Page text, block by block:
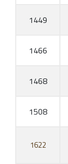
1449
1466
1468
1508
1622